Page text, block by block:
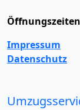
Impressum
Datenschutz